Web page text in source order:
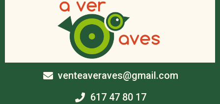
venteaveraves@gmail.com
617 47 80 17